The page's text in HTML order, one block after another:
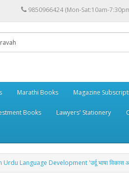
9850966424 (Mon-Sat:10am-
Marathi Books Magazine
Books Lawyers' Stationery
Language Development 'उर्दू भाषा